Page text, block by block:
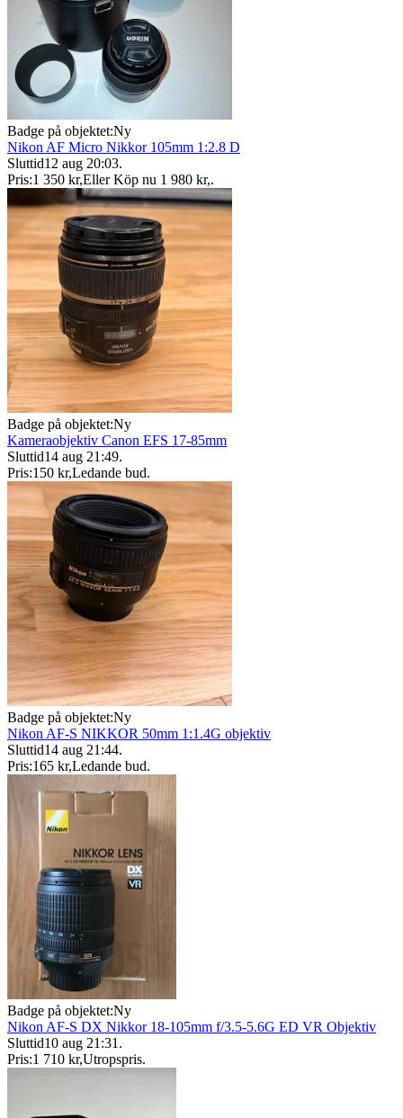
Badge på objektet:Ny
Nikon AF Micro Nikkor 105mm 1:2.8 D
Sluttid12 aug 20:03.
Pris:1 350 kr,Eller Köp nu 1 980 kr,.
Badge på objektet:Ny
Kameraobjektiv Canon EFS 17-85mm
Sluttid14 aug 21:49.
Pris:150 kr,Ledande bud.
Badge på objektet:Ny
Nikon AF-S NIKKOR 50mm 1:1.4G objektiv
Sluttid14 aug 21:44.
Pris:165 kr,Ledande bud.
Badge på objektet:Ny
Nikon AF-S DX Nikkor 18-105mm f/3.5-5.6G ED VR Objektiv
Sluttid10 aug 21:31 .
Pris:1 710 kr,Utropspris.